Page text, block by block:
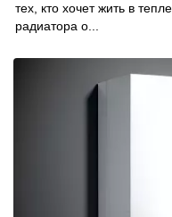
тех, кто хочет жить в
радиатора о...